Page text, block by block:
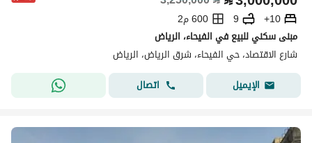
10+
9
600 م2
مبنى سكني للبيع في الفيحاء، الرياض
شارع الاقتصاد، حي الفيحاء، شرق الرياض، الرياض
الإيميل
اتصال